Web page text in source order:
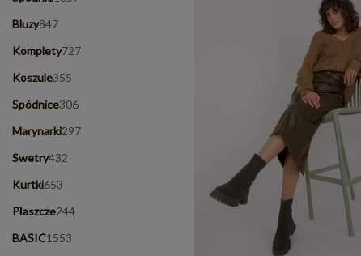
Bluzy847
Komplety727
Koszule355
Spódnice306
Marynarki297
Swetry432
Kurtki653
Płaszcze244
BASIC1553